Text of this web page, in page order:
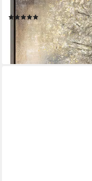
Gold Baum Stammbaum
(22)
ab 229,90 €
lieferbar - in 2-3 Werktagen